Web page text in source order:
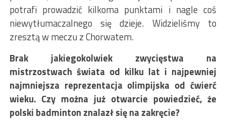
potrafi prowadzić kilkoma punktami i nagle coś
niewytłumaczalnego się dzieje. Widzieliśmy to
zresztą w meczu z Chorwatem.
Brak jakiegokolwiek zwycięstwa na
mistrzostwach świata od kilku lat i najpewniej
najmniejsza reprezentacja olimpijska od ćwierć
wieku. Czy można już otwarcie powiedzieć, że
polski badminton znalazł się na zakręcie?